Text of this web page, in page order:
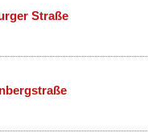
Straße